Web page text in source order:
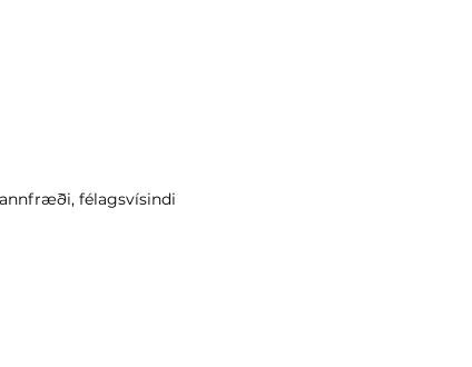
félagsvísindi